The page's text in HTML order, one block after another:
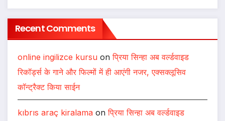
Recent Comments
online ingilizce kursu onप्रिया सिन्हा अब वर्ल्डवाइड
रिकॉर्ड्स के गाने और फिल्मों में ही आएंगी नजर, एक्सक्लूसिव
कॉन्ट्रैक्ट किया साईन
kıbrıs araç kiralama onप्रिया सिन्हा अब वर्ल्डवाइड